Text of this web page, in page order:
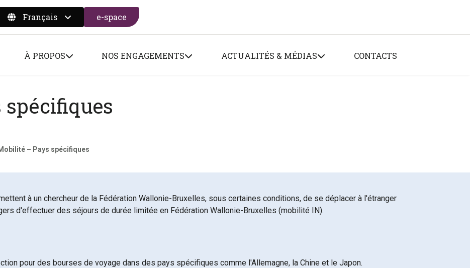
the search form
Français e-space
À PROPOS NOS ENGAGEMENTS ACTUALITÉS & MÉDIAS CONTACTS
– Pays spécifiques
à un chercheur de la Fédération Wallonie-Bruxelles, sous certaines conditions, de se déplacer à l'étranger
d'effectuer des séjours de durée limitée en Fédération Wallonie-Bruxelles (mobilité IN).
pour des bourses de voyage dans des pays spécifiques comme l'Allemagne, la Chine et le Japon.